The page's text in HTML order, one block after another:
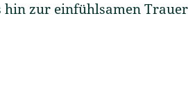
hin zur einfühlsamen